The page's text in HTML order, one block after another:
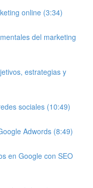
online (3:34)
del marketing
estrategias y
sociales (10:49)
Adwords (8:49)
en Google con SEO